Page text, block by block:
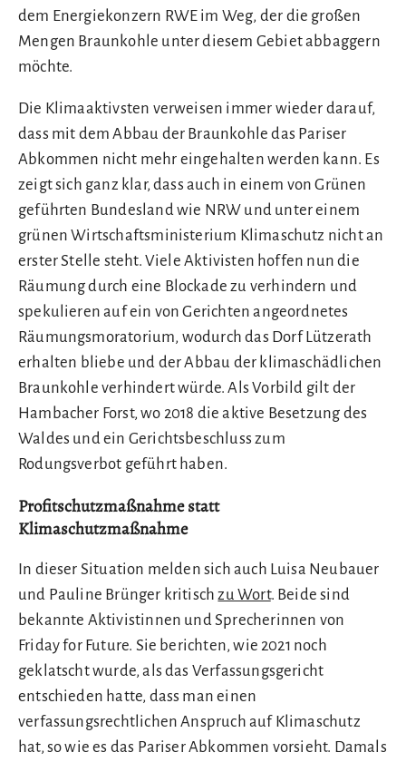
dem Energiekonzern RWE im Weg, der die großen
Mengen Braunkohle unter diesem Gebiet abbaggern
möchte.
Die Klimaaktivsten verweisen immer wieder darauf,
dass mit dem Abbau der Braunkohle das Pariser
Abkommen nicht mehr eingehalten werden kann. Es
zeigt sich ganz klar, dass auch in einem von Grünen
geführten Bundesland wie NRW und unter einem
grünen Wirtschaftsministerium Klimaschutz nicht an
erster Stelle steht. Viele Aktivisten hoffen nun die
Räumung durch eine Blockade zu verhindern und
spekulieren auf ein von Gerichten angeordnetes
Räumungsmoratorium, wodurch das Dorf Lützerath
erhalten bliebe und der Abbau der klimaschädlichen
Braunkohle verhindert würde. Als Vorbild gilt der
Hambacher Forst, wo 2018 die aktive Besetzung des
Waldes und ein Gerichtsbeschluss zum
Rodungsverbot geführt haben.
Profitschutzmaßnahme statt
Klimaschutzmaßnahme
In dieser Situation melden sich auch Luisa Neubauer
und Pauline Brünger kritischzu Wort. Beide sind
bekannte Aktivistinnen und Sprecherinnen von
Friday for Future. Sie berichten, wie 2021 noch
geklatscht wurde, als das Verfassungsgericht
entschieden hatte, dass man einen
verfassungsrechtlichen Anspruch auf Klimaschutz
hat, so wie es das Pariser Abkommen vorsieht. Damals